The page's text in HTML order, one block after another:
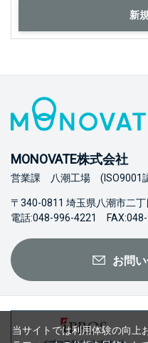
MONOVATE株式会社
営業課 八潮工場 (ISO9001
〒340-0811 埼玉県八潮市二丁
電話:048-996-4221 FAX:048-
お問
当サイトでは利用体験の向上